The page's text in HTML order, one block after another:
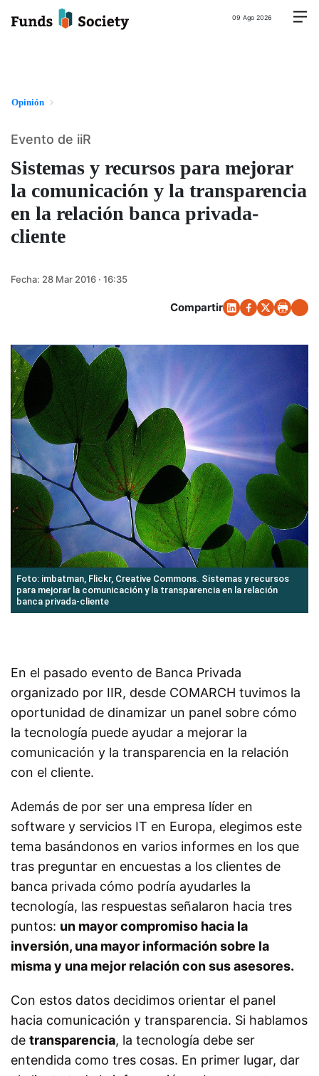
09 Ago 2026
Opinión
Sistemas y recursos para mejorar
la comunicación y la transparencia
en la relación banca privada-
cliente
Evento de iiR
Fecha: 28 Mar 2016 · 16:35
Compartir
Foto: imbatman, Flickr, Creative Commons. Sistemas y recursos
para mejorar la comunicación y la transparencia en la relación
banca privada-cliente
En el pasado evento de Banca Privada
organizado por IIR, desde COMARCH tuvimos la
oportunidad de dinamizar un panel sobre cómo
la tecnología puede ayudar a mejorar la
comunicación y la transparencia en la relación
con el cliente.
Además de por ser una empresa líder en
software y servicios IT en Europa, elegimos este
tema basándonos en varios informes en los que
tras preguntar en encuestas a los clientes de
banca privada cómo podría ayudarles la
tecnología, las respuestas señalaron hacia tres
puntos: un mayor compromiso hacia la
inversión, una mayor información sobre la
misma y una mejor relación con sus asesores.
Con estos datos decidimos orientar el panel
hacia comunicación y transparencia. Si hablamos
de transparencia, la tecnología debe ser
entendida como tres cosas. En primer lugar, dar